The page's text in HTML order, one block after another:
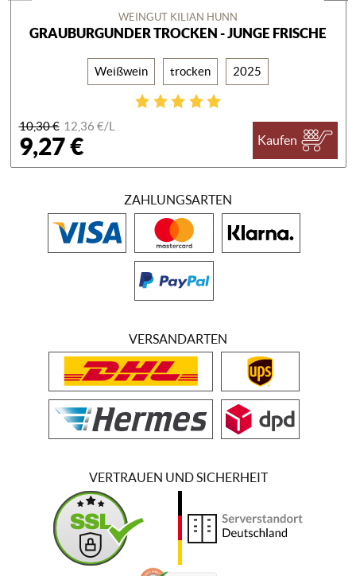
WEINGUT KILIAN HUNN
GRAUBURGUNDER TROCKEN - JUNGE FRISCHE
Weißwein trocken 2025
10,30 € 12,36 €/L
9,27 € Kaufen
ZAHLUNGSARTEN
VERSANDARTEN
VERTRAUEN UND SICHERHEIT